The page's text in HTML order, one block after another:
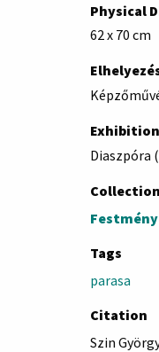
Physical
62 x 70 cm
Diaszpóra
Collection
Tags
parasa
Citation
Szin